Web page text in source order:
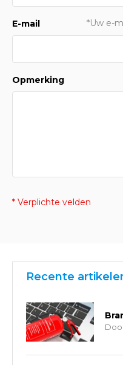
E-mail *Uw e-
Opmerking
* Verplichte velden
Recente